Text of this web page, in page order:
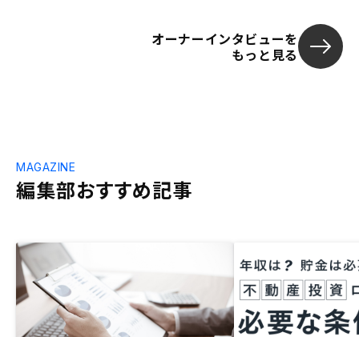
オーナーインタビューを
もっと見る
編集部おすすめ記事
MAGAZINE